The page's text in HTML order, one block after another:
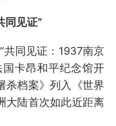
同见证”
共同见证：1937南京
卡昂和平纪念馆开
杀档案》列入《世界
大陆首次如此近距离